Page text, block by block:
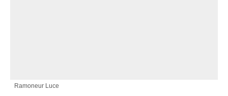
Ramoneur Luce